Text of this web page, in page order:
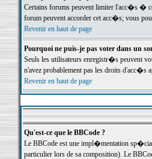
Certains forums peuvent limiter l'acc�s �
forum peuvent accorder cet acc�s; vous
Revenir en haut de page
Pourquoi ne puis-je pas voter dans un
Seuls les utilisateurs enregistr�s peuvent
n'avez probablement pas les droits d'acc�s
Revenir en haut de page
Qu'est-ce que le BBCode ?
Le BBCode est une impl�mentation
particulier lors de sa composition). Le